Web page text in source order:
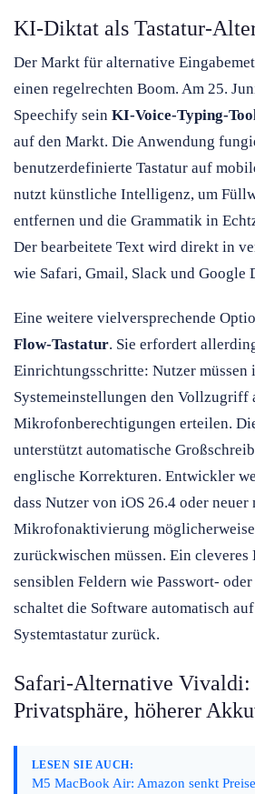
KI-Diktat als Tastatur-
Der Markt für alternative
einen regelrechten Boom. Am 25.
Speechify sein KI-Voice-Typing-
auf den Markt. Die Anwendung
benutzerdefinierte Tastatur auf
nutzt künstliche Intelligenz, um
entfernen und die Grammatik in
Der bearbeitete Text wird direkt in
wie Safari, Gmail, Slack und Google
Eine weitere vielversprechende
Flow-Tastatur. Sie erfordert
Einrichtungsschritte: Nutzer müssen
Systemeinstellungen den Vollzugriff
Mikrofonberechtigungen erteilen.
unterstützt automatische
englische Korrekturen. Entwickler
dass Nutzer von iOS 26.4 oder neuer
Mikrofonaktivierung
zurückwischen müssen. Ein
sensiblen Feldern wie Passwort-
schaltet die Software automatisch
Systemtastatur zurück.
Safari-Alternative Vivaldi:
Privatsphäre, höherer
LESEN SIE AUCH:
M5 MacBook Air: Amazon senkt